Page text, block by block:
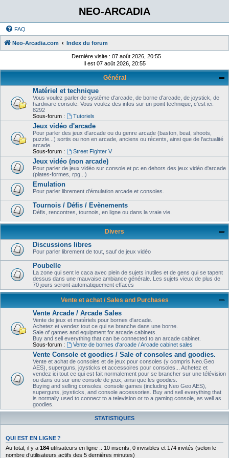
NEO-ARCADIA
FAQ
Neo-Arcadia.com Index du forum
Dernière visite : 07 août 2026, 20:55
Il est 07 août 2026, 20:55
Général
Matériel et technique
Vous voulez parler de système d'arcade, de borne d'arcade, de joystick, de
hardware console. Vous voulez des infos sur un point technique, c'est ici.
8292
Sous-forum :
Tutoriels
Jeux vidéo d'arcade
Pour parler des jeux d'arcade ou du genre arcade (baston, beat, shoots,
puzzle...) sortis ou non en arcade, anciens ou récents, ainsi que de l'actualité
arcade.
Sous-forum :
Street Fighter V
Jeux vidéo (non arcade)
Pour parler de jeux vidéo sur console et pc en dehors des jeux vidéo d'arcade
(plates-formes, rpg...)
Emulation
Pour parler librement d'émulation arcade et consoles.
Tournois / Défis / Evènements
Défis, rencontres, tournois, en ligne ou dans la vraie vie.
Divers
Discussions libres
Pour parler librement de tout, sauf de jeux vidéo
Poubelle
La zone qui sent le caca avec plein de sujets inutiles et de gens qui se tapent
dessus dans une mauvaise ambiance générale. Les sujets vieux de plus de
70 jours seront automatiquement effacés
Vente et achat / Sales and Purchases
Vente Arcade / Arcade Sales
Vente de jeux et matériels pour bornes d'arcade.
Achetez et vendez tout ce qui se branche dans une borne.
Sale of games and equipment for arcade cabinets.
Buy and sell everything that can be connected to an arcade cabinet.
Sous-forum :
Vente de bornes d'arcade / Arcade cabinet sales
Vente Console et goodies / Sale of consoles and goodies.
Vente et achat de consoles et de jeux pour consoles (y compris Neo.Geo
AES), superguns, joysticks et accessoires pour consoles... Achetez et
vendez ici tout ce qui est fait normalement pour se brancher sur une télévision
ou dans ou sur une console de jeux, ainsi que les goodies.
Buying and selling consoles, console games (including Neo Geo AES),
superguns, joysticks, and console accessories. Buy and sell everything that
is normally used to connect to a television or to a gaming console, as well as
goodies.
STATISTIQUES
QUI EST EN LIGNE ?
Au total, il y a 184 utilisateurs en ligne :: 10 inscrits, 0 invisibles et 174 invités (selon le
nombre d’utilisateurs actifs des 5 dernières minutes)